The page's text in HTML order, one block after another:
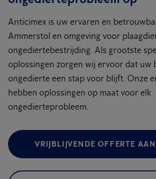
Anticimex is uw ervaren en
Ammerstol en omgeving voor
ongediertebestrijding. Als grootste
oplossingen zorgen wij ervoor dat uw
ongedierte een stap voor blijft. Onze
hebben oplossingen op maat voor elk
ongedierteprobleem.
VRIJBLIJVENDE OFFERTE